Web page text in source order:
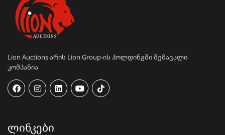
Lion Auctions არის Lion Group-ის ჰოლდინგში შემავალი
კომპანია
ᲚᲘᲜᲙᲔᲑᲘ